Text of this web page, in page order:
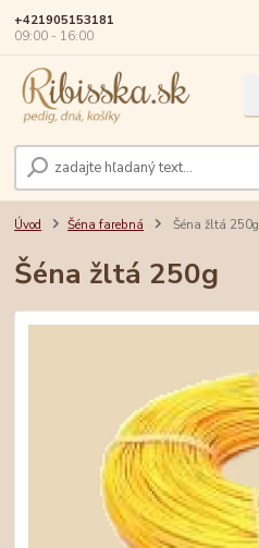
+421905153181
09:00 - 16:00
Úvod Šéna farebná Šéna žltá 250g
Šéna žltá 250g